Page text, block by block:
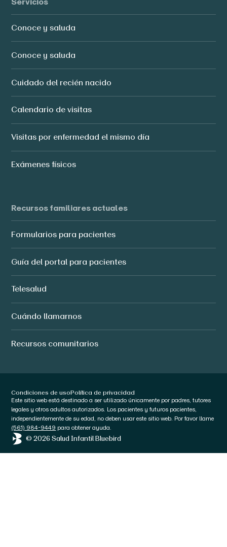
Conoce y saluda
Conoce y saluda
Cuidado del recién nacido
Calendario de visitas
Visitas por enfermedad el mismo día
Exámenes físicos
Recursos familiares actuales
Formularios para pacientes
Guía del portal para pacientes
Telesalud
Cuándo llamarnos
Recursos comunitarios
© 2026 Salud Infantil Bluebird
Este sitio web está destinado a ser utilizado únicamente por padres, tutores
legales y otros adultos autorizados. Los pacientes y futuros pacientes,
independientemente de su edad, no deben usar este sitio web. Por favor llame
(561) 984-9449 para obtener ayuda.
Condiciones de usoPolítica de privacidad